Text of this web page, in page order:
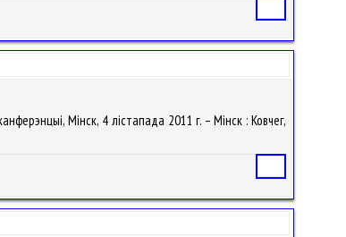
Мінск, 4 лістапада 2011 г. – Мінск : Ковчег,